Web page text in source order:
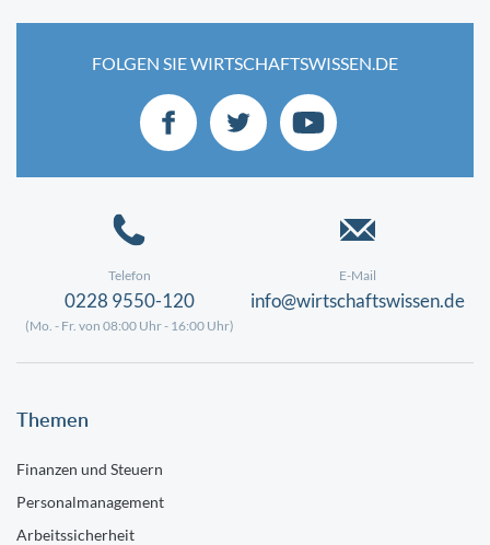
FOLGEN SIE WIRTSCHAFTSWISSEN.DE
Telefon
0228 9550-120
(Mo. - Fr. von 08:00 Uhr - 16:00 Uhr)
E-Mail
info@wirtschaftswissen.de
Themen
Finanzen und Steuern
Personalmanagement
Arbeitssicherheit